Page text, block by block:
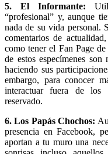
5. El Informante:
“profesional” y, aunque
nada de su vida personal.
comentarios de
como tener el Fan Page
de estos especímenes
haciendo sus
embargo, para conocer
interactuar fuera de los
reservado.
6. Los Papás Chochos:
presencia en Facebook,
aportan a tu muro una